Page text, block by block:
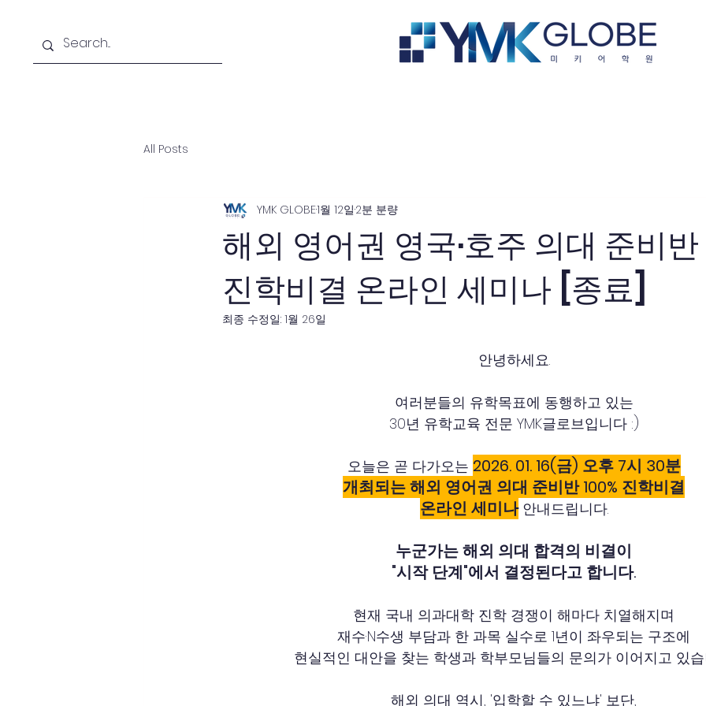
All Posts
해외 영어권 영국·호주 의대 준비반
진학비결 온라인 세미나 [종료]
YMK GLOBE1월 12일 2분 분량
최종 수정일: 1월 26일
안녕하세요.
여러분들의 유학목표에 동행하고 있는
30년 유학교육 전문 YMK글로브입니다 :)
오늘은 곧 다가오는 2026. 01. 16(금) 오후 7시 30분
개최되는 해외 영어권 의대 준비반 100% 진학비결
온라인 세미나 안내드립니다.
누군가는 해외 의대 합격의 비결이
"시작 단계"에서 결정된다고 합니다.
현재 국내 의과대학 진학 경쟁이 해마다 치열해지며
재수·N수생 부담과 한 과목 실수로 1년이 좌우되는 구조에
현실적인 대안을 찾는 학생과 학부모님들의 문의가 이어지고 있습
해외 의대 역시, '입학할 수 있느냐' 보단,